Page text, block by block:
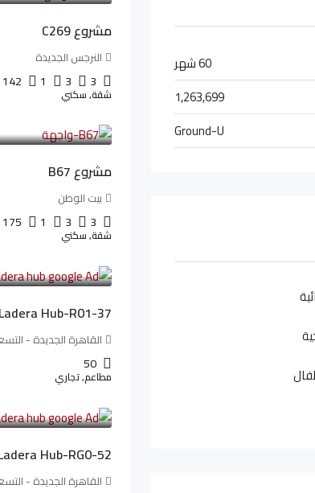
60 شهر
1,263,699
Ground-U
مشروع C269
النرجس الجديدة
3
3
1
142
شقة, سكني
4,550,000LE
مشروع B67
بيت الوطن
3
3
1
175
شقة, سكني
13,912,288LE
Ladera Hub-R01-37
القاهرة الجديدة -
50
مطاعم, تجاري
13,319,821LE
Hub-RG0-52
القاهرة الجديدة -